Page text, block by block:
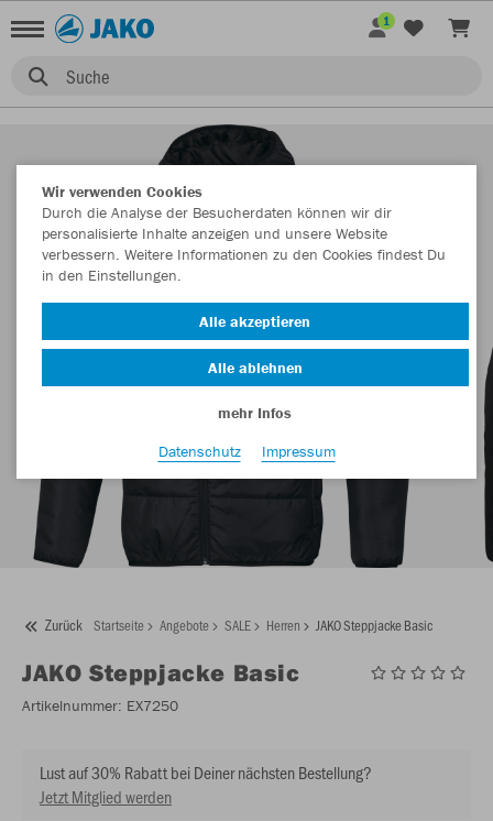
Suche
1
Zurück Startseite Angebote SALE Herren JAKO Steppjacke Basic
JAKO Steppjacke Basic
Artikelnummer: EX7250
Lust auf 30% Rabatt bei Deiner nächsten Bestellung?
Jetzt Mitglied werden
Wir verwenden Cookies
Durch die Analyse der Besucherdaten können wir dir
personalisierte Inhalte anzeigen und unsere Website
verbessern. Weitere Informationen zu den Cookies findest Du
in den Einstellungen.
Alle akzeptieren
Alle ablehnen
mehr Infos
Datenschutz
Impressum